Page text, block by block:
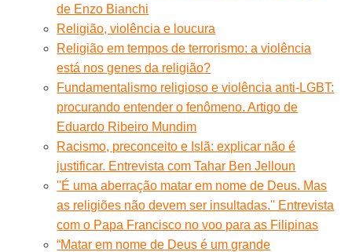
de Enzo Bianchi
Religião, violência e loucura
Religião em tempos de terrorismo: a violência
está nos genes da religião?
Fundamentalismo religioso e violência anti-LGBT:
procurando entender o fenômeno. Artigo de
Eduardo Ribeiro Mundim
Racismo, preconceito e Islã: explicar não é
justificar. Entrevista com Tahar Ben Jelloun
''É uma aberração matar em nome de Deus. Mas
as religiões não devem ser insultadas.'' Entrevista
com o Papa Francisco no voo para as Filipinas
“Matar em nome de Deus é um grande